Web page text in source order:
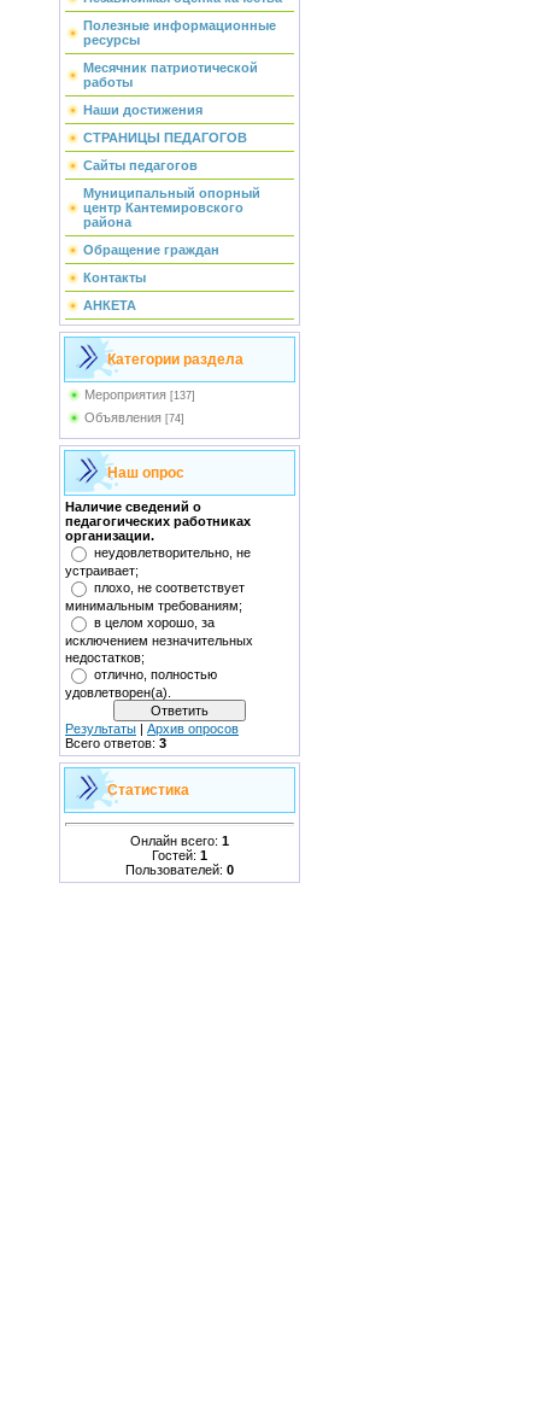
Полезные информационные
ресурсы
Месячник патриотической
работы
Наши достижения
СТРАНИЦЫ ПЕДАГОГОВ
Сайты педагогов
Муниципальный опорный
центр Кантемировского
района
Обращение граждан
Контакты
АНКЕТА
Категории раздела
Мероприятия [137]
Объявления [74]
Наш опрос
Наличие сведений о
педагогических работниках
организации.
неудовлетворительно, не
устраивает;
плохо, не соответствует
минимальным требованиям;
в целом хорошо, за
исключением незначительных
недостатков;
отлично, полностью
удовлетворен(а).
Результаты | Архив опросов
Всего ответов: 3
Статистика
Онлайн всего: 1
Гостей: 1
Пользователей: 0